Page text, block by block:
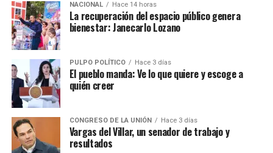
NACIONAL Hace 14 horas
La recuperación del espacio público genera
bienestar: Janecarlo Lozano
PULPO POLÍTICO Hace 3 días
El pueblo manda: Ve lo que quiere y escoge a
quién creer
CONGRESO DE LA UNIÓN Hace 3 días
Vargas del Villar, un senador de trabajo y
resultados